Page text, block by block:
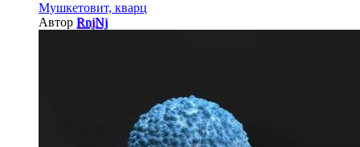
Мушкетовит, кварц
Автор RnjNj